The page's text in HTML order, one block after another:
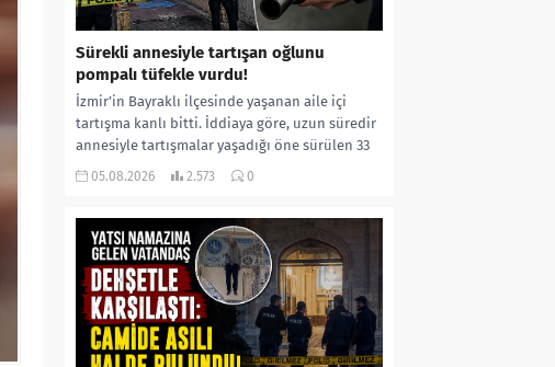
Sürekli annesiyle tartışan oğlunu
pompalı tüfekle vurdu!
İzmir’in Bayraklı ilçesinde yaşanan aile içi
tartışma kanlı bitti. İddiaya göre, uzun süredir
annesiyle tartışmalar yaşadığı öne sürülen 33
yaşındaki...
05.08.2026 2.573 0